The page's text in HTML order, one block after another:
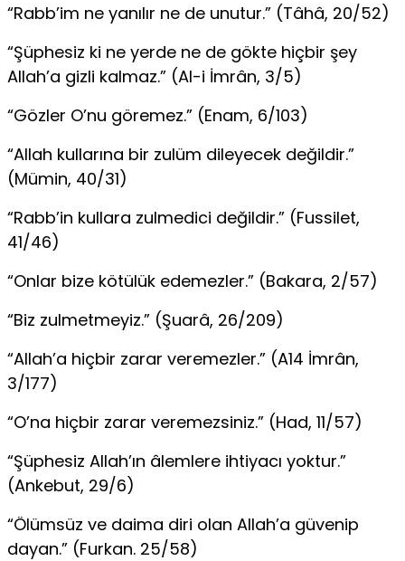
“Rabb’im ne yanılır ne de unutur.” (Tâhâ, 20/52)
“Şüphesiz ki ne yerde ne de gökte hiçbir şey
Allah’a gizli kalmaz.” (Al-i İmrân, 3/5)
“Gözler O’nu göremez.” (Enam, 6/103)
“Allah kullarına bir zulüm dileyecek değildir.”
(Mümin, 40/31)
“Rabb’in kullara zulmedici değildir.” (Fussilet,
41/46)
“Onlar bize kötülük edemezler.” (Bakara, 2/57)
“Biz zulmetmeyiz.” (Şuarâ, 26/209)
“Allah’a hiçbir zarar veremezler.” (A14 İmrân,
3/177)
“O’na hiçbir zarar veremezsiniz.” (Had, 11/57)
“Şüphesiz Allah’ın âlemlere ihtiyacı yoktur.”
(Ankebut, 29/6)
“Ölümsüz ve daima diri olan Allah’a güvenip
dayan.” (Furkan. 25/58)